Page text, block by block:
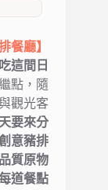
餐廳】
這間日
點，隨
觀光客
要來分
意豬排
質原物
道餐點